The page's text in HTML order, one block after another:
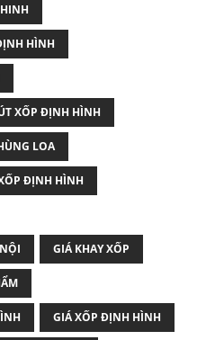
HÌNH
XỐP ĐỊNH HÌNH
LOA
ĐỊNH HÌNH
GIÁ KHAY XỐP
GIÁ XỐP ĐỊNH HÌNH